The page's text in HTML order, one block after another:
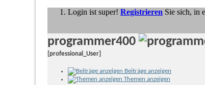
Login ist super! Registrieren Sie sich, in
programmer400
[professional_User]
Beiträge anzeigen
Themen anzeigen